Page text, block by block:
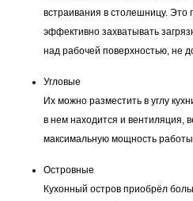
встраивания в столешницу. Это
эффективно захватывать
над рабочей поверхностью, не
Угловые
Их можно разместить в углу
в нем находится и вентиляция,
максимальную мощность работы.
Островные
Кухонный остров приобрёл